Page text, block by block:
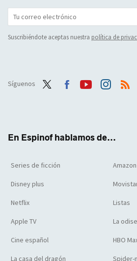
Suscribiéndote aceptas nuestra política de
Síguenos
En Espinof hablamos de...
Series de ficción
Disney plus
Netflix Listas
Apple TV La
Cine español HBO
La casa del dragón Spider-